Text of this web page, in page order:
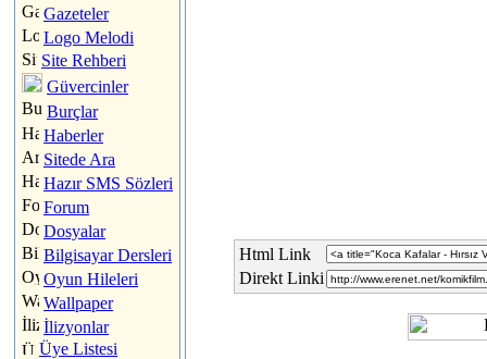
Gazeteler
Logo Melodi
Site Rehberi
Güvercinler
Burçlar
Haberler
Sitede Ara
Hazır SMS Sözleri
Forum
Dosyalar
Bilgisayar Dersleri
Oyun Hileleri
Wallpaper
İlizyonlar
Üye Listesi
Html Link
Direkt Linki